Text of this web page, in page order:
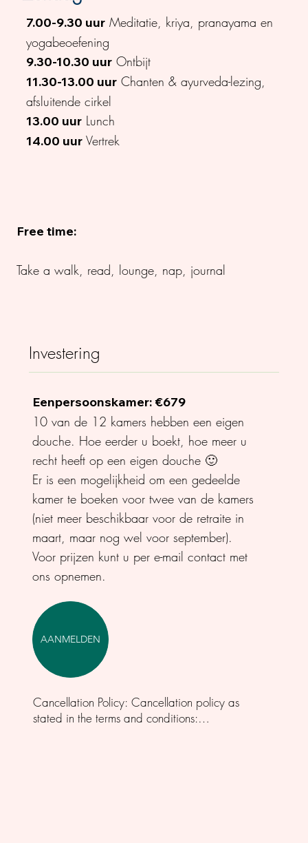
7.00-9.30 uurMeditatie, kriya, pranayama en
yogabeoefening
9.30-10.30 uurOntbijt
11.30-13.00 uurChanten & ayurveda-lezing,
afsluitende cirkel
13.00 uurLunch
14.00 uurVertrek
Free time:
Take a walk, read, lounge, nap, journal
Eenpersoonskamer: €679
10 van de 12 kamers hebben een eigen
douche. Hoe eerder u boekt, hoe meer u
recht heeft op een eigen douche 🙂
Er is een mogelijkheid om een gedeelde
kamer te boeken voor twee van de kamers
(niet meer beschikbaar voor de retraite in
maart, maar nog wel voor september).
Voor prijzen kunt u per e-mail contact met
ons opnemen.
AANMELDEN
Cancellation Policy: Cancellation policy as
stated in the terms and conditions:
Investering